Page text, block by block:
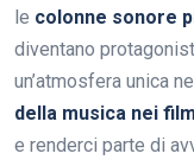
le colonne sonore
diventano
un’atmosfera unica
della musica nei film
e renderci parte di